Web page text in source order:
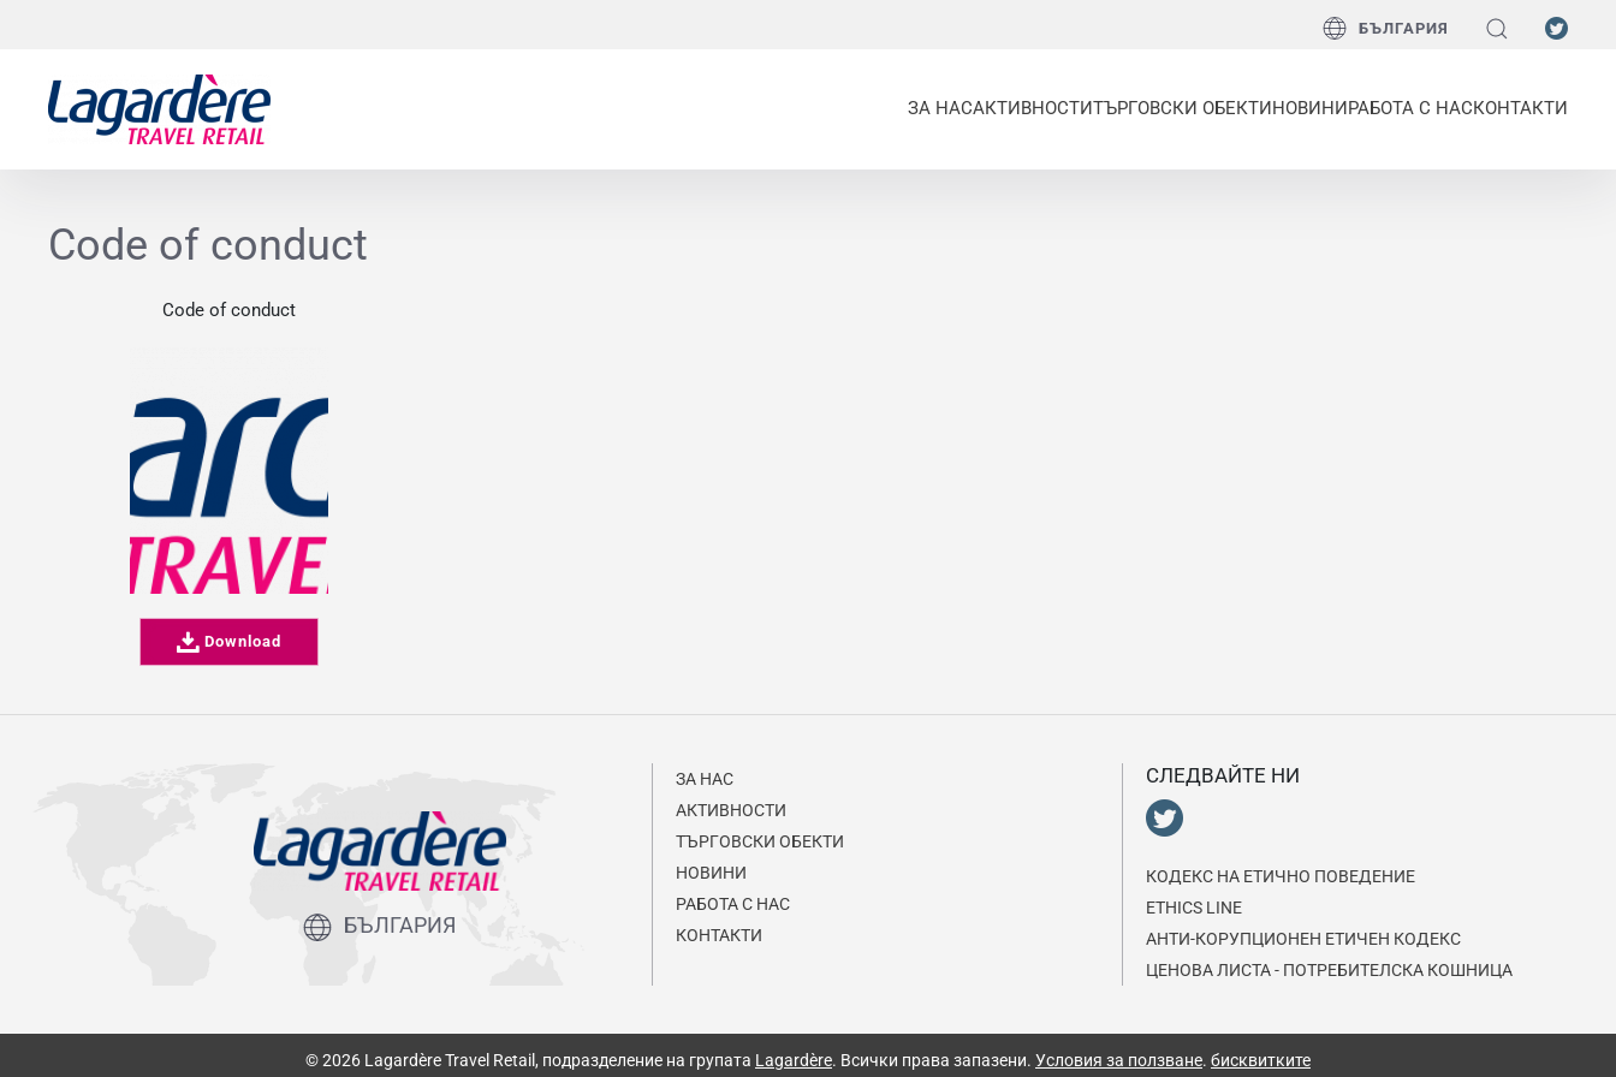
Към долния колонтитул
БЪЛГАРИЯ
ЗА НАСАКТИВНОСТИТЪРГОВСКИ ОБЕКТИНОВИНИРАБОТА С НАСКОНТАКТИ
Code of conduct
Code of conduct
Download
БЪЛГАРИЯ
ЗА НАС
АКТИВНОСТИ
ТЪРГОВСКИ ОБЕКТИ
НОВИНИ
РАБОТА С НАС
КОНТАКТИ
СЛЕДВАЙТЕ НИ
КОДЕКС НА EТИЧНО ПОВЕДЕНИЕ
ETHICS LINE
АНТИ-КОРУПЦИОНЕН ЕТИЧЕН КОДЕКС
ЦЕНОВА ЛИСТА - ПОТРЕБИТЕЛСКА КОШНИЦА
© 2026 Lagardère Travel Retail, подразделение на групата Lagardère. Всички права запазени. Условия за ползване. бисквитките